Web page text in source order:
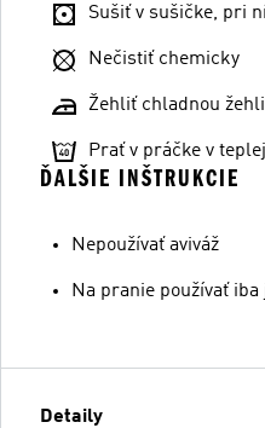
Sušiť v sušičke, pri
Nečistiť chemicky
Žehliť chladnou
Prať v práčke v
ĎALŠIE INŠTRUKCIE
Nepoužívať aviváž
Na pranie používať
Detaily